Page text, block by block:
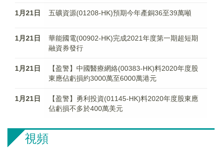
1月21日 五礦資源(01208-HK)預期今年產銅36至39萬噸
1月21日
華能國電(00902-HK)完成2021年度第一期超短期
融資券發行
1月21日
【盈警】中國醫療網絡(00383-HK)料2020年度股
東應佔虧損約3000萬至6000萬港元
1月21日
【盈警】勇利投資(01145-HK)料2020年度股東應
佔虧損不多於400萬美元
視頻